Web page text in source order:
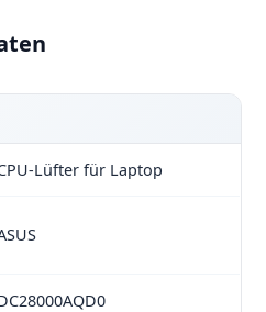
Lüfter für Laptop